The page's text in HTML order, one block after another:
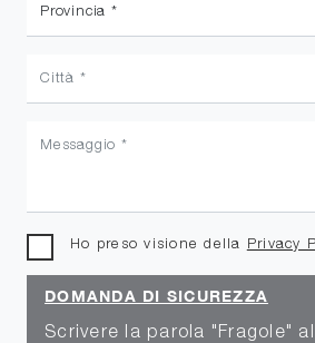
Ho preso visione della Privacy
DOMANDA DI SICUREZZA
Scrivere la parola "Fragole"